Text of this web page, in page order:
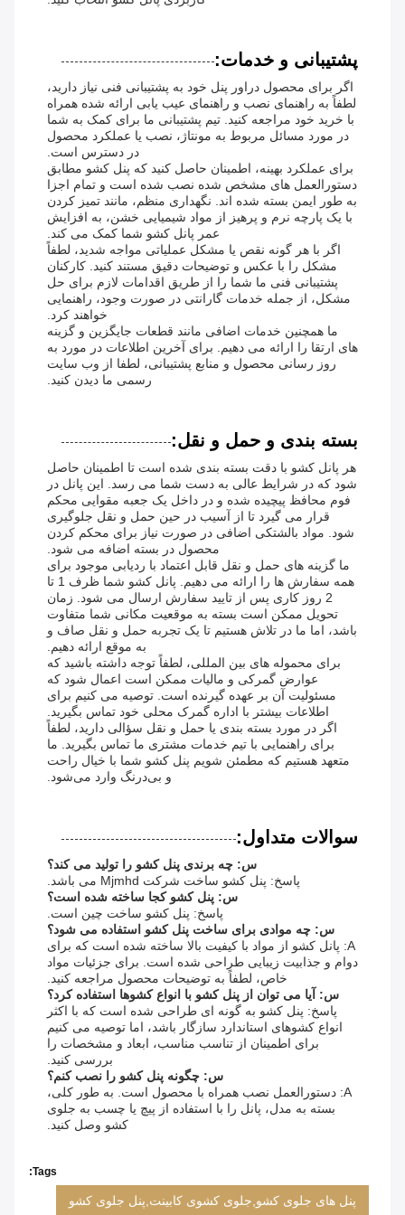
پشتیبانی و خدمات:
اگر برای محصول دراور پنل خود به پشتیبانی فنی نیاز دارید،
لطفاً به راهنمای نصب و راهنمای عیب یابی ارائه شده همراه
با خرید خود مراجعه کنید. تیم پشتیبانی ما برای کمک به شما
در مورد مسائل مربوط به مونتاژ، نصب یا عملکرد محصول
در دسترس است.
برای عملکرد بهینه، اطمینان حاصل کنید که پنل کشو مطابق
دستورالعمل های مشخص شده نصب شده است و تمام اجزا
به طور ایمن بسته شده اند. نگهداری منظم، مانند تمیز کردن
با یک پارچه نرم و پرهیز از مواد شیمیایی خشن، به افزایش
عمر پانل کشو شما کمک می کند.
اگر با هر گونه نقص یا مشکل عملیاتی مواجه شدید، لطفاً
مشکل را با عکس و توضیحات دقیق مستند کنید. کارکنان
پشتیبانی فنی ما شما را از طریق اقدامات لازم برای حل
مشکل، از جمله خدمات گارانتی در صورت وجود، راهنمایی
خواهند کرد.
ما همچنین خدمات اضافی مانند قطعات جایگزین و گزینه
های ارتقا را ارائه می دهیم. برای آخرین اطلاعات در مورد به
روز رسانی محصول و منابع پشتیبانی، لطفا از وب سایت
رسمی ما دیدن کنید.
بسته بندی و حمل و نقل:
هر پانل کشو با دقت بسته بندی شده است تا اطمینان حاصل
شود که در شرایط عالی به دست شما می رسد. این پانل در
فوم محافظ پیچیده شده و در داخل یک جعبه مقوایی محکم
قرار می گیرد تا از آسیب در حین حمل و نقل جلوگیری
شود. مواد بالشتکی اضافی در صورت نیاز برای محکم کردن
محصول در بسته اضافه می شود.
ما گزینه های حمل و نقل قابل اعتماد با ردیابی موجود برای
همه سفارش ها را ارائه می دهیم. پانل کشو شما ظرف 1 تا
2 روز کاری پس از تایید سفارش ارسال می شود. زمان
تحویل ممکن است بسته به موقعیت مکانی شما متفاوت
باشد، اما ما در تلاش هستیم تا یک تجربه حمل و نقل صاف و
به موقع ارائه دهیم.
برای محموله های بین المللی، لطفاً توجه داشته باشید که
عوارض گمرکی و مالیات ممکن است اعمال شود که
مسئولیت آن بر عهده گیرنده است. توصیه می کنیم برای
اطلاعات بیشتر با اداره گمرک محلی خود تماس بگیرید.
اگر در مورد بسته بندی یا حمل و نقل سؤالی دارید، لطفاً
برای راهنمایی با تیم خدمات مشتری ما تماس بگیرید. ما
متعهد هستیم که مطمئن شویم پنل کشو شما با خیال راحت
و بی‌درنگ وارد می‌شود.
سوالات متداول:
س: چه برندی پنل کشو را تولید می کند؟
پاسخ: پنل کشو ساخت شرکت Mjmhd می باشد.
س: پنل کشو کجا ساخته شده است؟
پاسخ: پنل کشو ساخت چین است.
س: چه موادی برای ساخت پنل کشو استفاده می شود؟
A: پانل کشو از مواد با کیفیت بالا ساخته شده است که برای
دوام و جذابیت زیبایی طراحی شده است. برای جزئیات مواد
خاص، لطفاً به توضیحات محصول مراجعه کنید.
س: آیا می توان از پنل کشو با انواع کشوها استفاده کرد؟
پاسخ: پنل کشو به گونه ای طراحی شده است که با اکثر
انواع کشوهای استاندارد سازگار باشد، اما توصیه می کنیم
برای اطمینان از تناسب مناسب، ابعاد و مشخصات را
بررسی کنید.
س: چگونه پنل کشو را نصب کنم؟
A: دستورالعمل نصب همراه با محصول است. به طور کلی،
بسته به مدل، پانل را با استفاده از پیچ یا چسب به جلوی
کشو وصل کنید.
Tags:
پنل های جلوی کشو,جلوی کشوی کابینت,پنل جلوی کشو